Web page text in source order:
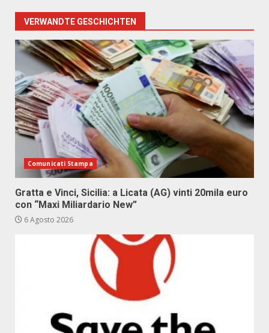
VERWANDTE GESCHICHTEN
Comunicati Stampa
Gratta e Vinci, Sicilia: a Licata (AG) vinti 20mila euro
con “Maxi Miliardario New”
6 Agosto 2026